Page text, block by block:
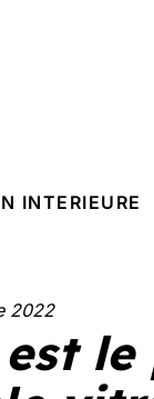
INTERIEURE
2022